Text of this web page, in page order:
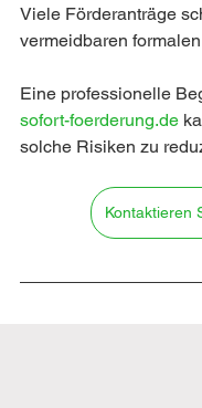
Viele Förderanträge
vermeidbaren
Eine professionelle
sofort-foerderung.de
solche Risiken zu
Kontaktieren